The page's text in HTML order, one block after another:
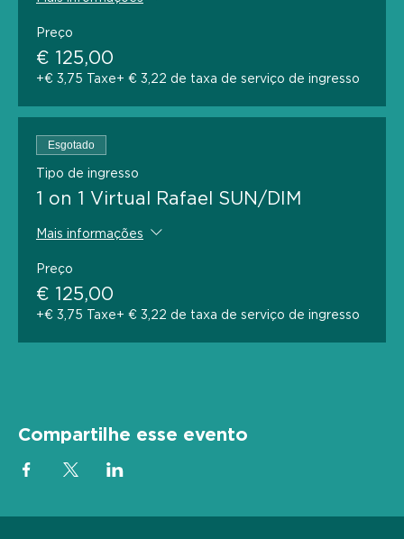
Preço
€ 125,00
+€ 3,75 Taxe+ € 3,22 de taxa de serviço de ingresso
Esgotado
Tipo de ingresso
1 on 1 Virtual Rafael SUN/DIM
Mais informações
Preço
€ 125,00
+€ 3,75 Taxe+ € 3,22 de taxa de serviço de ingresso
Compartilhe esse evento